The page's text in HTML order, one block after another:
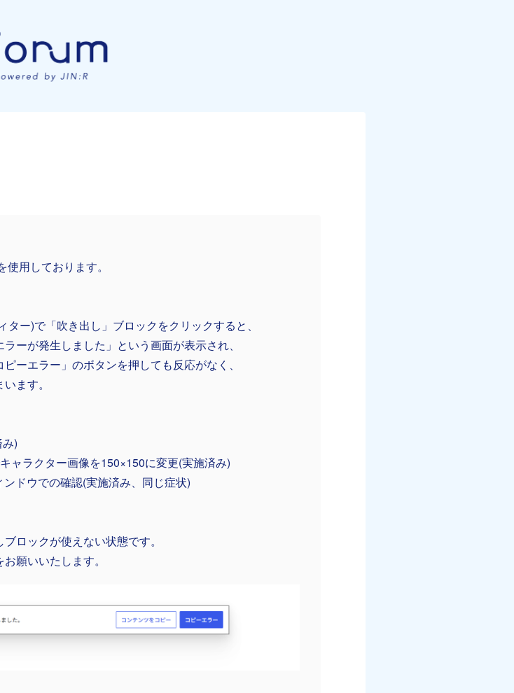
用しております。
ー)で「吹き出し」ブロックをクリックすると、
ーが発生しました」という画面が表示され、
ーエラー」のボタンを押しても反応がなく、
ます。
)
ャラクター画像を150×150に変更(実施済み)
ンドウでの確認(実施済み、同じ症状)
ロックが使えない状態です。
願いいたします。